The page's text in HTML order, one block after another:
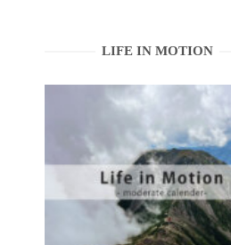
LIFE IN MOTION